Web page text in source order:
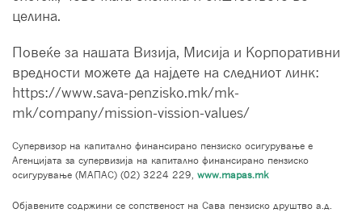
целина.
Повеќе за нашата Визија, Мисија и Корпоративни
вредности можете да најдете на следниот линк:
https://www.sava-penzisko.mk/mk-
mk/company/mission-vission-values/
Супервизор на капитално финансирано пензиско осигурување е
Агенцијата за супервизија на капитално финансирано пензиско
осигурување (МАПАС) (02) 3224 229, www.mapas.mk
Објавените содржини се сопственост на Сава пензиско друштво а.д.